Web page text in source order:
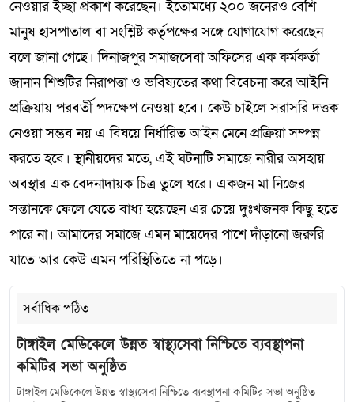
নেওয়ার ইচ্ছা প্রকাশ করেছেন। ইতোমধ্যে ২০০ জনেরও বেশি
মানুষ হাসপাতাল বা সংশ্লিষ্ট কর্তৃপক্ষের সঙ্গে যোগাযোগ করেছেন
বলে জানা গেছে। দিনাজপুর সমাজসেবা অফিসের এক কর্মকর্তা
জানান শিশুটির নিরাপত্তা ও ভবিষ্যতের কথা বিবেচনা করে আইনি
প্রক্রিয়ায় পরবর্তী পদক্ষেপ নেওয়া হবে। কেউ চাইলে সরাসরি দত্তক
নেওয়া সম্ভব নয় এ বিষয়ে নির্ধারিত আইন মেনে প্রক্রিয়া সম্পন্ন
করতে হবে। স্থানীয়দের মতে, এই ঘটনাটি সমাজে নারীর অসহায়
অবস্থার এক বেদনাদায়ক চিত্র তুলে ধরে। একজন মা নিজের
সন্তানকে ফেলে যেতে বাধ্য হয়েছেন এর চেয়ে দুঃখজনক কিছু হতে
পারে না। আমাদের সমাজে এমন মায়েদের পাশে দাঁড়ানো জরুরি
যাতে আর কেউ এমন পরিস্থিতিতে না পড়ে।
সর্বাধিক পঠিত
টাঙ্গাইল মেডিকেলে উন্নত স্বাস্থ্যসেবা নিশ্চিতে ব্যবস্থাপনা
কমিটির সভা অনুষ্ঠিত
টাঙ্গাইল মেডিকেলে উন্নত স্বাস্থ্যসেবা নিশ্চিতে ব্যবস্থাপনা কমিটির সভা অনুষ্ঠিত